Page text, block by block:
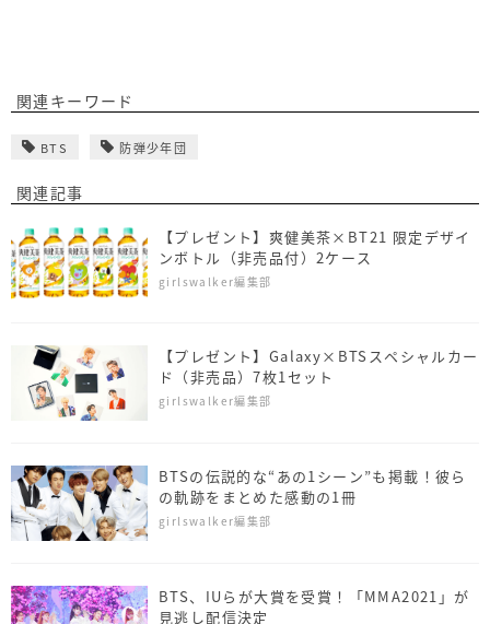
関連キーワード
BTS 防弾少年団
関連記事
【プレゼント】爽健美茶×BT21 限定デザイ
ンボトル（非売品付）2ケース
girlswalker編集部
【プレゼント】Galaxy×BTSスペシャルカー
ド（非売品）7枚1セット
girlswalker編集部
BTSの伝説的な“あの1シーン”も掲載！彼ら
の軌跡をまとめた感動の1冊
girlswalker編集部
BTS、IUらが大賞を受賞！「MMA2021」が
見逃し配信決定